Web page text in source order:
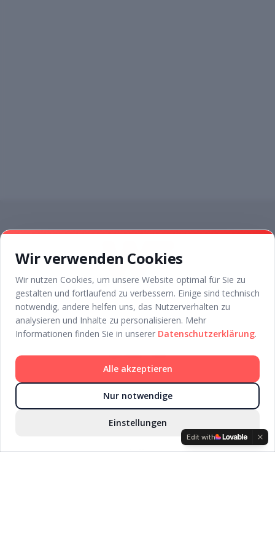
Premium Personaldienstleister für gehobene Eventgastronomie.
Seit 2019.
NAVIGATION
Über uns
Für Bewerber
Für Kunden
Wir verwenden Cookies
Wir nutzen Cookies, um unsere Website optimal für Sie zu
gestalten und fortlaufend zu verbessern. Einige sind technisch
notwendig, andere helfen uns, das Nutzerverhalten zu
analysieren und Inhalte zu personalisieren. Mehr
Informationen finden Sie in unserer Datenschutzerklärung.
Einstellungen
Nur notwendige
Alle akzeptieren
Edit with